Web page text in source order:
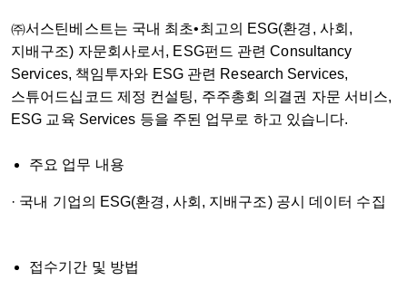
㈜서스틴베스트는 국내 최초•최고의 ESG(환경, 사회,
지배구조) 자문회사로서, ESG펀드 관련 Consultancy
Services, 책임투자와 ESG 관련 Research Services,
스튜어드십코드 제정 컨설팅, 주주총회 의결권 자문 서비스,
ESG 교육 Services 등을 주된 업무로 하고 있습니다.
주요 업무 내용
· 국내 기업의 ESG(환경, 사회, 지배구조) 공시 데이터 수집
접수기간 및 방법